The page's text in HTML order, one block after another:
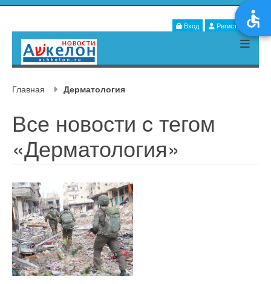
Вход Регистрация
Главная Дерматология
Все новости c тегом
«Дерматология»